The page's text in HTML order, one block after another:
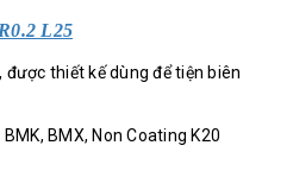
L25
thiết kế dùng để tiện biên
BMX, Non Coating K20